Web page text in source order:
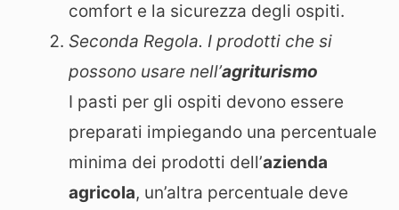
comfort e la sicurezza degli ospiti.
Seconda Regola. I prodotti che si
possono usare nell’agriturismo
I pasti per gli ospiti devono essere
preparati impiegando una percentuale
minima dei prodotti dell’azienda
agricola, un’altra percentuale deve